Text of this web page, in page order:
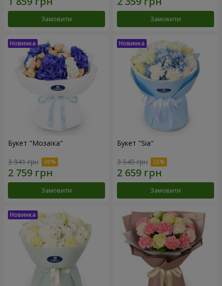
Замовити Замовити
Букет "Мозаїка"
3 941 грн
Замовити
Букет "Sia"
3 545 грн
Замовити